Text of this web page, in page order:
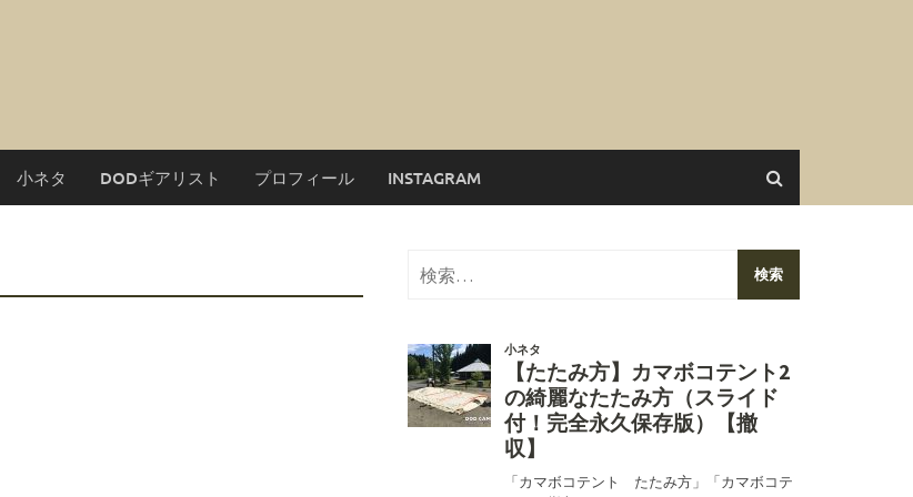
小ネタ DODギアリスト プロフィール INSTAGRAM
検
索: